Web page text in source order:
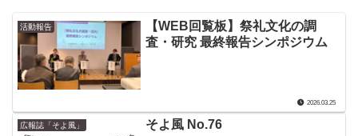
活動報告
【WEB回覧板】祭礼文化の調
査・研究 最終報告シンポジウム
2026.03.25
広報誌「そよ風」 そよ風 No.76